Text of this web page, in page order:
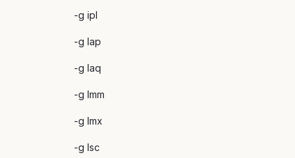
-g ipl
-g lap
-g laq
-g lmm
-g lmx
-g lsc